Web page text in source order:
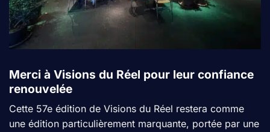
Merci à Visions du Réel pour leur confiance
renouvelée
Cette 57e édition de Visions du Réel restera comme
une édition particulièrement marquante, portée par une